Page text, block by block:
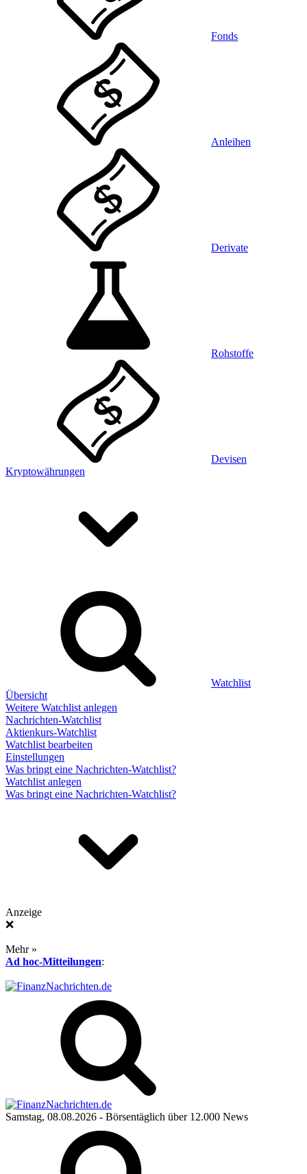
Fonds
Anleihen
Derivate
Rohstoffe
Devisen
Kryptowährungen
Watchlist
Übersicht
Weitere Watchlist anlegen
Nachrichten-Watchlist
Aktienkurs-Watchlist
Watchlist bearbeiten
Einstellungen
Was bringt eine Nachrichten-Watchlist?
Watchlist anlegen
Was bringt eine Nachrichten-Watchlist?
Anzeige
❌
Mehr »
Ad hoc-Mitteilungen:
Samstag, 08.08.2026 - Börsentäglich über 12.000 News